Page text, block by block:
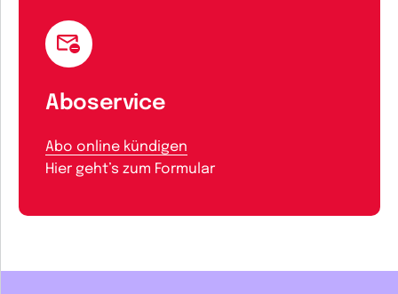
Aboservice
Abo online kündigen
Hier geht’s zum Formular